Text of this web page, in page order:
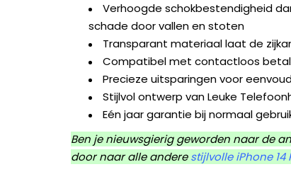
Verhoogde schokbestendigheid
schade door vallen en stoten
Transparant materiaal laat de
Compatibel met contactloos
Precieze uitsparingen voor
Stijlvol ontwerp van Leuke
Eén jaar garantie bij normaal
Ben je nieuwsgierig geworden naar de
door naar alle anderestijlvolle iPhone 14